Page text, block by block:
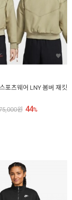
포츠웨어 LNY 봄버 재킷
원 44%